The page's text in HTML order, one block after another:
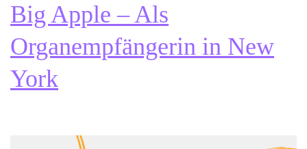
Big Apple – Als
Organempfängerin in New
York